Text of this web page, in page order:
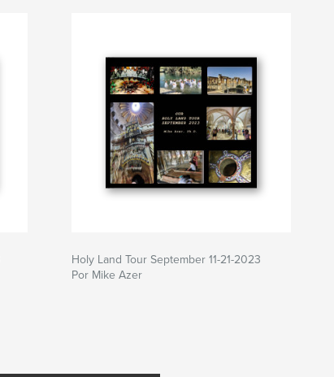
Holy Land Tour September 11-21-2023
Por Mike Azer